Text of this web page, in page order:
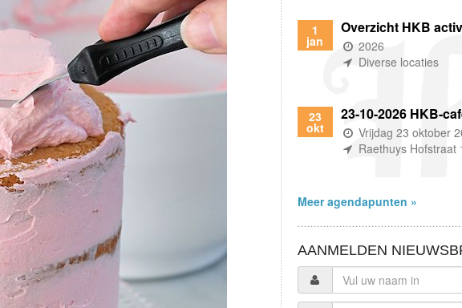
1
jan
Overzicht HKB
(wanneer)
2026
(waar)
Diverse locaties
23
okt
23-10-2026 HKB-
(wanneer)
Vrijdag 23 oktober
(waar)
Raethuys Hofstraat
Meer agendapunten »
AANMELDEN